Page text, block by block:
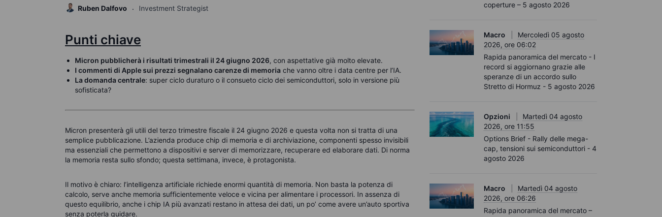
Ruben Dalfovo
Investment Strategist
Punti chiave
Micron pubblicherà i risultati trimestrali il 24 giugno 2026, con aspettative già molto elevate.
I commenti di Apple sui prezzi segnalano carenze di memoria che vanno oltre i data centre per l’IA.
La domanda centrale: super ciclo duraturo o il consueto ciclo dei semiconduttori, solo in versione più
sofisticata?
Micron presenterà gli utili del terzo trimestre fiscale il 24 giugno 2026 e questa volta non si tratta di una
semplice pubblicazione. L’azienda produce chip di memoria e di archiviazione, componenti spesso invisibili
ma essenziali che permettono a dispositivi e server di memorizzare, recuperare ed elaborare dati. Di norma
la memoria resta sullo sfondo; questa settimana, invece, è protagonista.
Il motivo è chiaro: l’intelligenza artificiale richiede enormi quantità di memoria. Non basta la potenza di
calcolo, serve anche memoria sufficientemente veloce e vicina per alimentare i processori. In assenza di
questo equilibrio, anche i chip IA più avanzati restano in attesa dei dati, un po’ come avere un’auto sportiva
senza poterla guidare.
coperture – 5 agosto 2026
Macro
Mercoledì 05 agosto
2026, ore 06:02
Rapida panoramica del mercato - I
record si aggiornano grazie alle
speranze di un accordo sullo
Stretto di Hormuz - 5 agosto 2026
Opzioni
Martedì 04 agosto
2026, ore 11:55
Options Brief - Rally delle mega-
cap, tensioni sui semiconduttori - 4
agosto 2026
Macro
Martedì 04 agosto
2026, ore 06:26
Rapida panoramica del mercato –